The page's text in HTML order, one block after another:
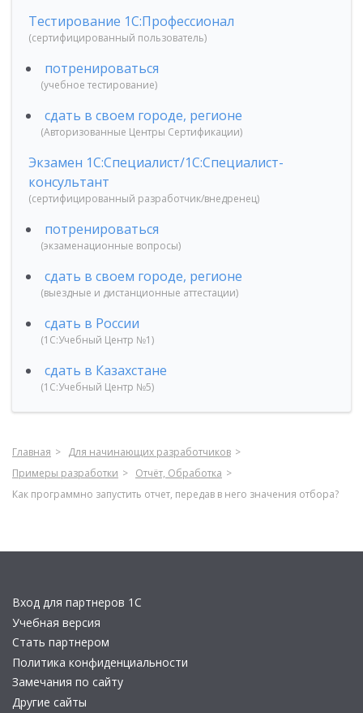
Тестирование 1С:Профессионал
(сертифицированный пользователь)
потренироваться
(учебное тестирование)
сдать в своем городе, регионе
(Авторизованные Центры Сертификации)
Экзамен 1С:Специалист/1С:Специалист-
консультант
(сертифицированный разработчик/внедренец)
потренироваться
(экзаменационные вопросы)
сдать в своем городе, регионе
(выездные и дистанционные аттестации)
сдать в России
(1С:Учебный Центр №1)
сдать в Казахстане
(1С:Учебный Центр №5)
Главная
Для начинающих разработчиков
Примеры разработки
Отчёт, Обработка
Как программно запустить отчет, передав в него значения отбора?
Вход для партнеров 1С
Учебная версия
Стать партнером
Политика конфиденциальности
Замечания по сайту
Другие сайты